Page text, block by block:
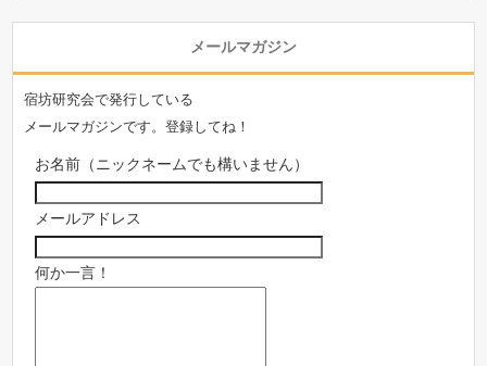
メールマガジン
宿坊研究会で発行している
メールマガジンです。登録してね！
お名前（ニックネームでも構いません）
メールアドレス
何か一言！